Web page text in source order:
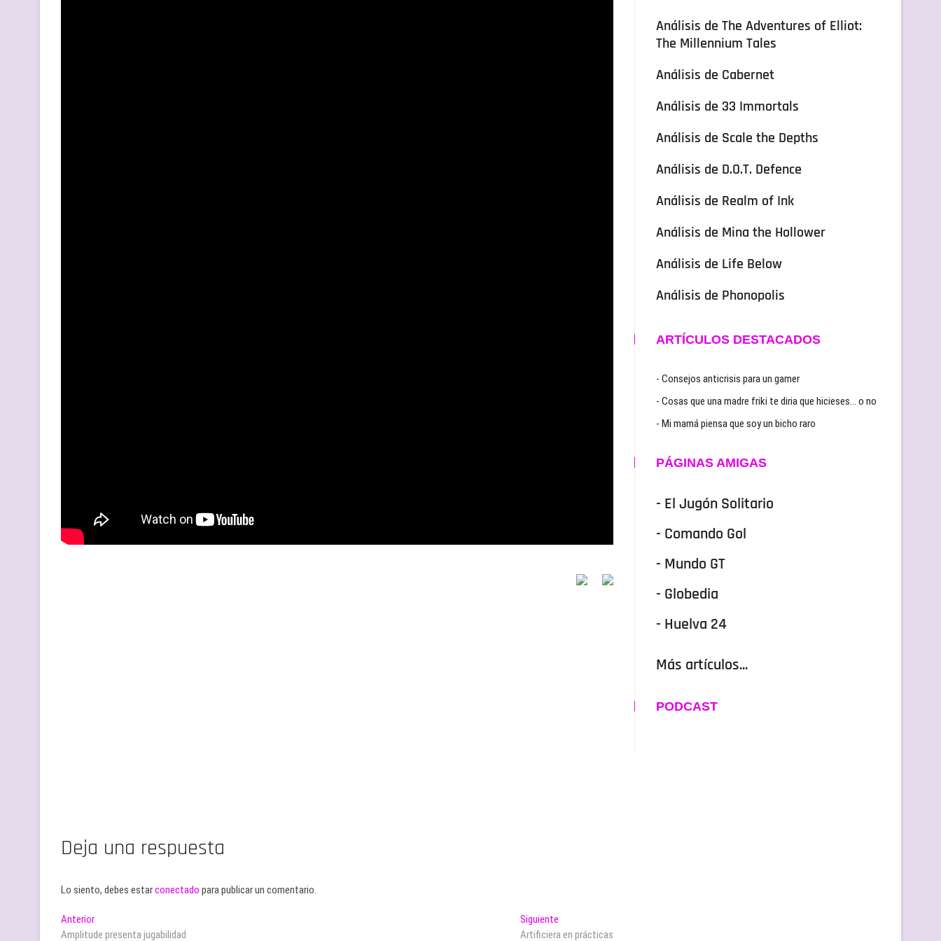
Deja una respuesta
Lo siento, debes estarconectado para publicar un comentario.
Navegación
AnteriorEntrada
anterior:
Amplitude presenta jugabilidad
Siguiente
siguiente:
Artificiera en prácticas
Análisis de The Adventures of Elliot:
The Millennium Tales
Análisis de Cabernet
Análisis de 33 Immortals
Análisis de Scale the Depths
Análisis de D.O.T. Defence
Análisis de Realm of Ink
Análisis de Mina the Hollower
Análisis de Life Below
Análisis de Phonopolis
ARTÍCULOS DESTACADOS
- Consejos anticrisis para un gamer
- Cosas que una madre friki te diria que hicieses… o no
- Mi mamá piensa que soy un bicho raro
PÁGINAS AMIGAS
- El Jugón Solitario
- Comando Gol
- Mundo GT
- Globedia
- Huelva 24
Más artículos...
PODCAST